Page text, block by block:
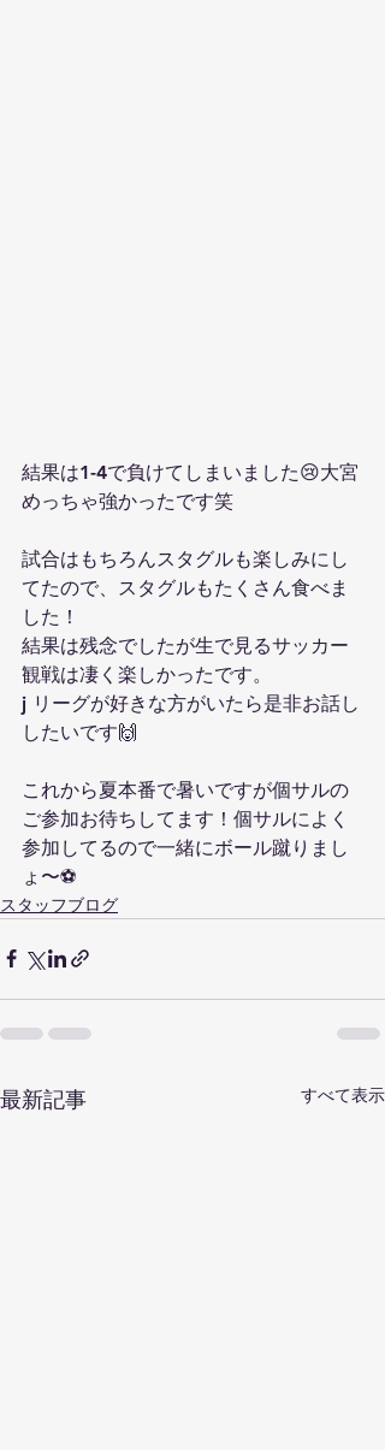
結果は1-4で負けてしまいました😢大宮
めっちゃ強かったです笑
試合はもちろんスタグルも楽しみにし
てたので、スタグルもたくさん食べま
した！
結果は残念でしたが生で見るサッカー
観戦は凄く楽しかったです。
j リーグが好きな方がいたら是非お話し
したいです🙌
これから夏本番で暑いですが個サルの
ご参加お待ちしてます！個サルによく
参加してるので一緒にボール蹴りまし
ょ〜⚽️
スタッフブログ
最新記事 すべて表示